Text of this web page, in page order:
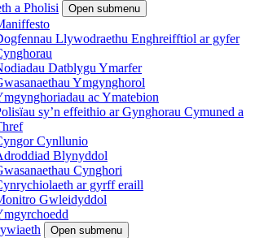
a Pholisi
Open submenu
Llywodraethu Enghreifftiol ar gyfer
Datblygu Ymarfer
Ymgynghorol
ac Ymatebion
sy’n effeithio ar Gynghorau Cymuned a
Cynllunio
Blynyddol
Cynghori
ar gyrff eraill
Gwleidyddol
Open submenu